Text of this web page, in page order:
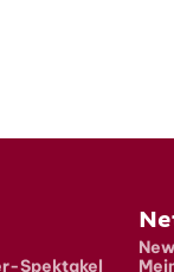
Spektakel